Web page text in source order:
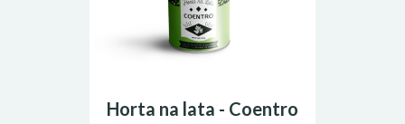
Horta na lata - Coentro